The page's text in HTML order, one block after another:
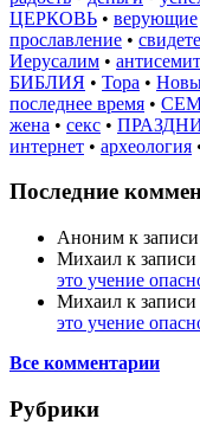
ЦЕРКОВЬ • верующие
прославление •
Иерусалим •
БИБЛИЯ • Тора •
последнее время •
жена • секс •
интернет • археология
Последние
Аноним к записи
Михаил к записи
это учение
Михаил к записи
это учение
Все комментарии
Рубрики